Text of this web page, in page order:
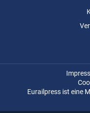
Eurailpress ist eine